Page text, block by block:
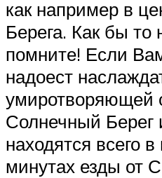
как например в
Берега. Как бы то
помните! Если
надоест
умиротворяющей
Солнечный Берег
находятся всего в
минутах езды от